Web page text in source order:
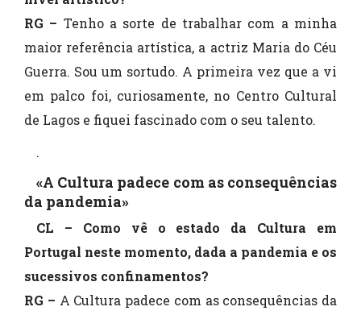
RG – Tenho a sorte de trabalhar com a minha
maior referência artística, a actriz Maria do Céu
Guerra. Sou um sortudo. A primeira vez que a vi
em palco foi, curiosamente, no Centro Cultural
de Lagos e fiquei fascinado com o seu talento.
.
«A Cultura padece com as consequências
da pandemia»
CL – Como vê o estado da Cultura em
Portugal neste momento, dada a pandemia e os
sucessivos confinamentos?
RG – A Cultura padece com as consequências da